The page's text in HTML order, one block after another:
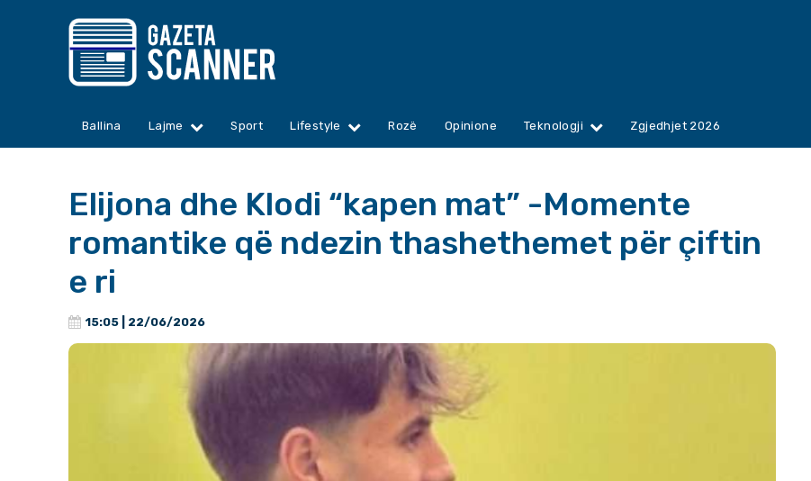
Ballina Lajme Sport Lifestyle Rozë Opinione Teknologji Zgjedhjet 2026
Elijona dhe Klodi “kapen mat” -Momente
romantike që ndezin thashethemet për çiftin
e ri
15:05 | 22/06/2026